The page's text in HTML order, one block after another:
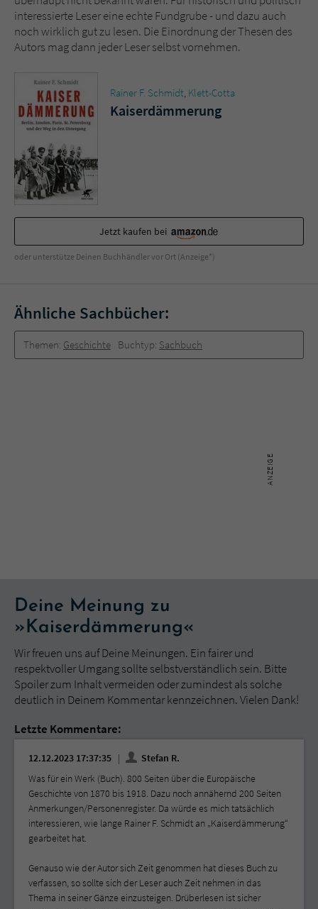
interessierte Leser eine echte Fundgrube - und dazu auch
noch wirklich gut zu lesen. Die Einordnung der Thesen des
Autors mag dann jeder Leser selbst vornehmen.
Rainer F. Schmidt Klett-Cotta
Kaiserdämmerung
Jetzt kaufen bei
oder unterstütze Deinen Buchhändler vor Ort (Anzeige*)
Ähnliche Sachbücher:
Themen: Geschichte Buchtyp: Sachbuch
Deine Meinung zu
»Kaiserdämmerung«
Wir freuen uns auf Deine Meinungen. Ein fairer und
respektvoller Umgang sollte selbstverständlich sein. Bitte
Spoiler zum Inhalt vermeiden oder zumindest als solche
deutlich in Deinem Kommentar kennzeichnen. Vielen Dank!
Letzte Kommentare:
12.12.2023 17:37:35
Stefan R.
Was für ein Werk (Buch). 800 Seiten über die Europäische
Geschichte von 1870 bis 1918. Dazu noch annähernd 200 Seiten
Anmerkungen/Personenregister. Da würde es mich tatsächlich
interessieren, wie lange Rainer F. Schmidt an „Kaiserdämmerung“
gearbeitet hat.
Genauso wie der Autor sich Zeit genommen hat dieses Buch zu
verfassen, so sollte sich der Leser auch Zeit nehmen in das
Thema in seiner Gänze einzusteigen. Drüberlesen ist sicher